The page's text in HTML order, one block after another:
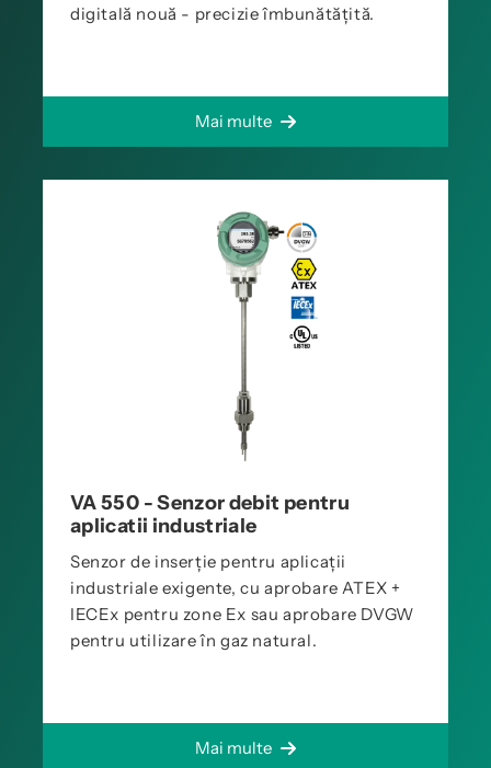
digitală nouă - precizie îmbunătățită.
Mai multe
VA 550 - Senzor debit pentru
aplicatii industriale
Senzor de inserție pentru aplicații
industriale exigente, cu aprobare ATEX +
IECEx pentru zone Ex sau aprobare DVGW
pentru utilizare în gaz natural.
Mai multe